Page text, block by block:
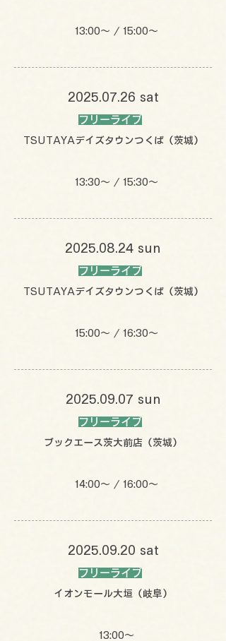
13:00〜 / 15:00〜
2025.07.26 sat
フリーライブ
TSUTAYAデイズタウンつくば（茨城）
13:30〜 / 15:30〜
2025.08.24 sun
フリーライブ
TSUTAYAデイズタウンつくば（茨城）
15:00〜 / 16:30〜
2025.09.07 sun
フリーライブ
ブックエース茨大前店（茨城）
14:00〜 / 16:00〜
2025.09.20 sat
フリーライブ
イオンモール大垣（岐阜）
13:00〜